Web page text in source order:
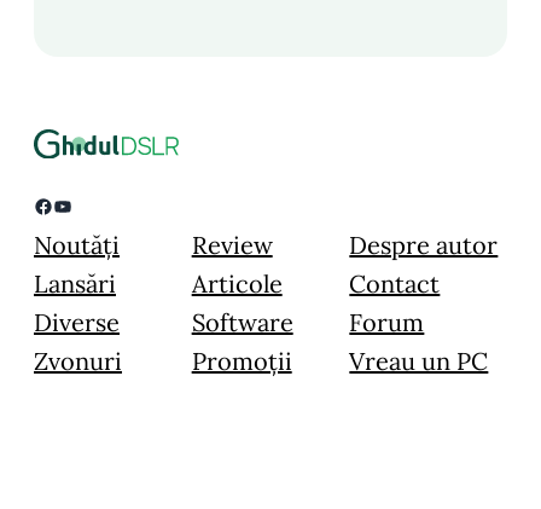
Facebook YouTube
Noutăți
Lansări
Diverse
Zvonuri
Review
Articole
Software
Promoții
Despre autor
Contact
Forum
Vreau un PC